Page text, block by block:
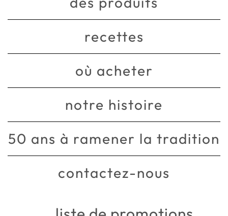
recettes
où acheter
notre histoire
50 ans à ramener la tradition
contactez-nous